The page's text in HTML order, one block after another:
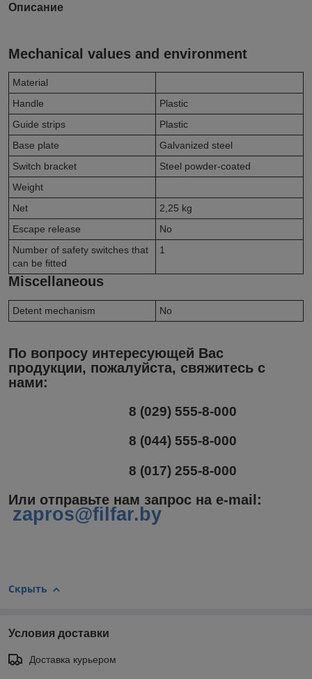
Описание
Mechanical values and environment
Material
Handle
Plastic
Guide strips
Plastic
Base plate
Galvanized steel
Switch bracket
Steel powder-coated
Weight
Net
2,25 kg
Escape release
No
Number of safety switches that
can be fitted
1
Miscellaneous
Detent mechanism No
По вопросу интересующей Вас
продукции, пожалуйста, свяжитесь с
нами:
8 (029) 555-8-000
8 (044) 555-8-000
8 (017) 255-8-000
Или отправьте нам запрос на e-mail :
zapros@filfar.by
Скрыть
Условия доставки
Доставка курьером